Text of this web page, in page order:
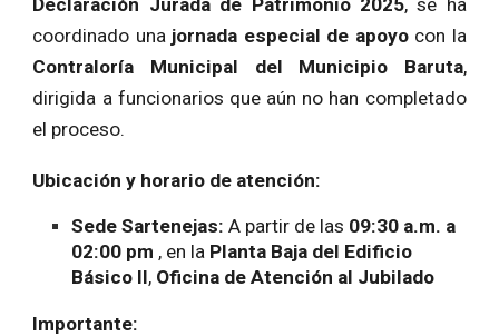
Declaración Jurada de Patrimonio 2025, se ha
coordinado una jornada especial de apoyocon la
Contraloría Municipal del Municipio Baruta,
dirigida a funcionarios que aún no han completado
el proceso.
Ubicación y horario de atención:
Sede Sartenejas: A partir de las 09:30 a.m. a
02:00 pm , en la Planta Baja del Edificio
Básico II, Oficina de Atención al Jubilado
Importante: